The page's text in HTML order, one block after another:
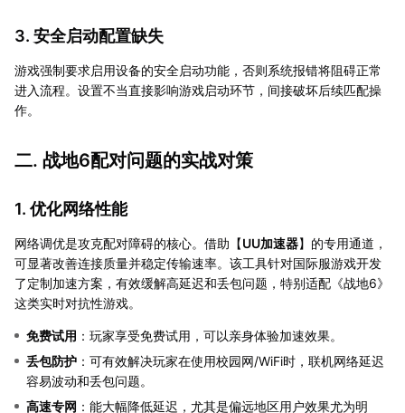
3. 安全启动配置缺失
游戏强制要求启用设备的安全启动功能，否则系统报错将阻碍正常
进入流程。设置不当直接影响游戏启动环节，间接破坏后续匹配操
作。
二. 战地6配对问题的实战对策
1. 优化网络性能
网络调优是攻克配对障碍的核心。借助【UU加速器】的专用通道，
可显著改善连接质量并稳定传输速率。该工具针对国际服游戏开发
了定制加速方案，有效缓解高延迟和丢包问题，特别适配《战地6》
这类实时对抗性游戏。
免费试用 ：玩家享受免费试用，可以亲身体验加速效果。
丢包防护 ：可有效解决玩家在使用校园网/WiFi时，联机网络延迟
容易波动和丢包问题。
高速专网 ：能大幅降低延迟，尤其是偏远地区用户效果尤为明